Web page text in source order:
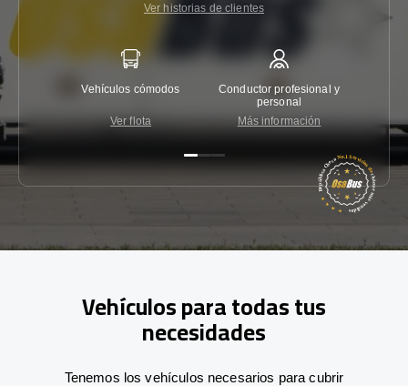
Ver historias de clientes
Vehículos cómodos
Ver flota
Conductor profesional y
personal
Más información
Vehículos para todas tus
necesidades
Tenemos los vehículos necesarios para cubrir